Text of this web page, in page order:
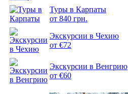
Туры в Карпаты
от 840 грн.
Экскурсии в Чехию
от €72
Экскурсии в Венгрию
от €60